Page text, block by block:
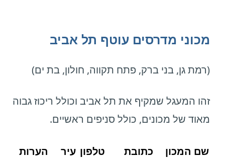
מכוני מדרסים עוטף תל אביב
(רמת גן, בני ברק, פתח תקווה, חולון, בת ים)
זהו המעגל שמקיף את תל אביב וכולל ריכוז גבוה
מאוד של מכונים, כולל סניפים ראשיים.
שם המכון כתובת טלפון עיר הערות